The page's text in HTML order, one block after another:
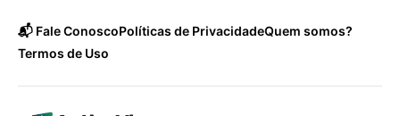
📬 Fale ConoscoPolíticas de PrivacidadeQuem somos?
Termos de Uso